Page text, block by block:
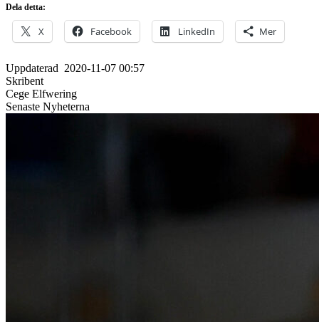
Dela detta:
X Facebook LinkedIn Mer
Uppdaterad 2020-11-07 00:57
Skribent
Cege Elfwering
Senaste Nyheterna